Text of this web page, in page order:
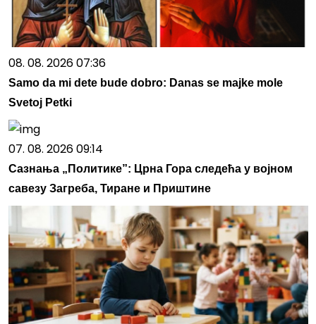
08. 08. 2026 07:36
Samo da mi dete bude dobro: Danas se majke mole
Svetoj Petki
07. 08. 2026 09:14
Сазнања „Политике”: Црна Гора следећа у војном
савезу Загреба, Тиране и Приштине